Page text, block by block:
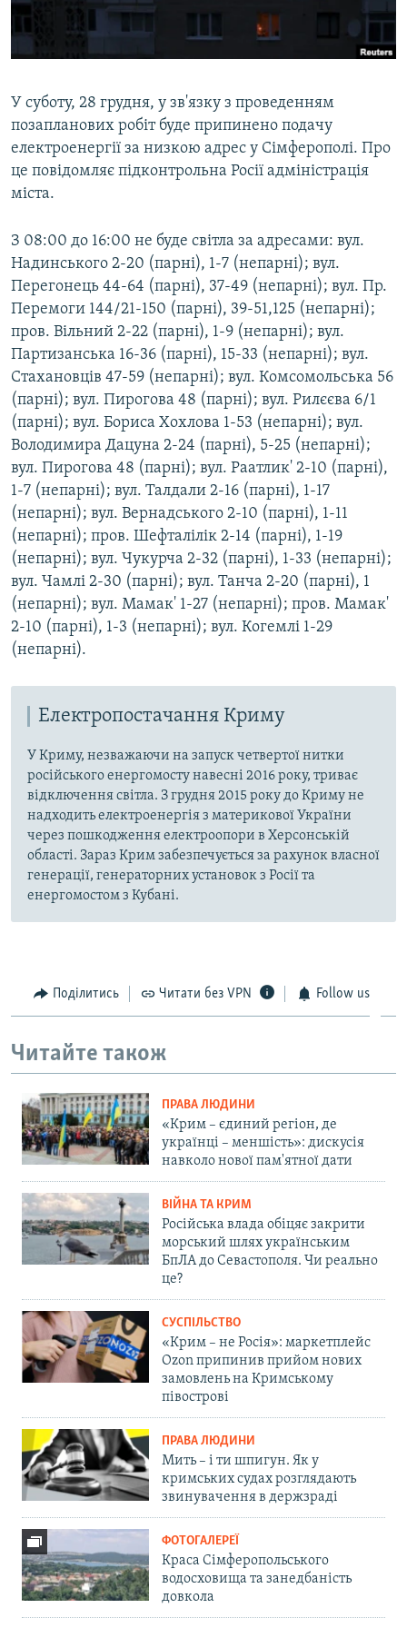
ВІДЕОУРОКИ «ELIFBE»
ІНФОГРАФІКА
Русский
Qırımtatar
ДОЛУЧАЙСЯ!
Усі сайти RFE/RL
У суботу, 28 грудня, у зв'язку з проведенням
позапланових робіт буде припинено подачу
електроенергії за низкою адрес у Сімферополі. Про
це повідомляє підконтрольна Росії адміністрація
міста.
З 08:00 до 16:00 не буде світла за адресами: вул.
Надинського 2-20 (парні), 1-7 (непарні); вул.
Перегонець 44-64 (парні), 37-49 (непарні); вул. Пр.
Перемоги 144/21-150 (парні), 39-51,125 (непарні);
пров. Вільний 2-22 (парні), 1-9 (непарні); вул.
Партизанська 16-36 (парні), 15-33 (непарні); вул.
Стахановців 47-59 (непарні); вул. Комсомольська 56
(парні); вул. Пирогова 48 (парні); вул. Рилєєва 6/1
(парні); вул. Бориса Хохлова 1-53 (непарні); вул.
Володимира Дацуна 2-24 (парні), 5-25 (непарні);
вул. Пирогова 48 (парні); вул. Раатлик' 2-10 (парні),
1-7 (непарні); вул. Талдали 2-16 (парні), 1-17
(непарні); вул. Вернадського 2-10 (парні), 1-11
(непарні); пров. Шефталілік 2-14 (парні), 1-19
(непарні); вул. Чукурча 2-32 (парні), 1-33 (непарні);
вул. Чамлі 2-30 (парні); вул. Танча 2-20 (парні), 1
(непарні); вул. Мамак' 1-27 (непарні); пров. Мамак'
2-10 (парні), 1-3 (непарні); вул. Когемлі 1-29
(непарні).
Електропостачання Криму
У Криму, незважаючи на запуск четвертої нитки
російського енергомосту навесні 2016 року, триває
відключення світла. З грудня 2015 року до Криму не
надходить електроенергія з материкової України
через пошкодження електроопори в Херсонській
області. Зараз Крим забезпечується за рахунок власної
генерації, генераторних установок з Росії та
енергомостом з Кубані.
Поділитись Читати без VPN Follow us
Читайте також
ПРАВА ЛЮДИНИ
«Крим – єдиний регіон, де
українці – меншість»: дискусія
навколо нової пам'ятної дати
ВІЙНА ТА КРИМ
Російська влада обіцяє закрити
морський шлях українським
БпЛА до Севастополя. Чи реально
це?
СУСПІЛЬСТВО
«Крим – не Росія»: маркетплейс
Ozon припинив прийом нових
замовлень на Кримському
півострові
ПРАВА ЛЮДИНИ
Мить – і ти шпигун. Як у
кримських судах розглядають
звинувачення в держзраді
ФОТОГАЛЕРЕЇ
Краса Сімферопольського
водосховища та занедбаність
довкола